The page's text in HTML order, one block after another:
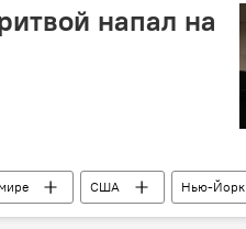
напал на
США
Нью-Йорк